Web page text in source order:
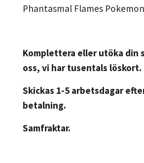
Phantasmal Flames Pokemon
Komplettera eller utöka din
oss, vi har tusentals löskort.
Skickas 1-5 arbetsdagar
betalning.
Samfraktar.